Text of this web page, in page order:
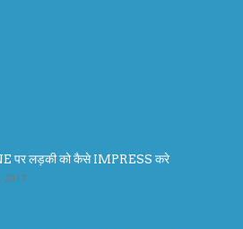
पर लड़की को कैसे IMPRESS करे
2017